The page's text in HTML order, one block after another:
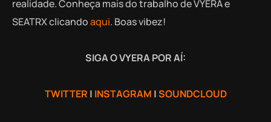
realidade. Conheça mais do trabalho de VYERA e
SEATRX clicandoaqui. Boas vibez!
SIGA O VYERA POR AÍ:
TWITTER | INSTAGRAM |SOUNDCLOUD